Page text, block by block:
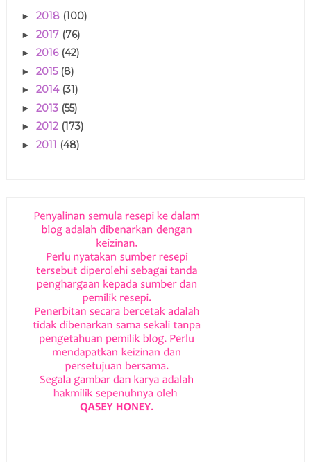
► 2018 (100)
► 2017 (76)
► 2016 (42)
► 2015 (8)
► 2014 (31)
► 2013 (55)
► 2012 (173)
► 2011 (48)